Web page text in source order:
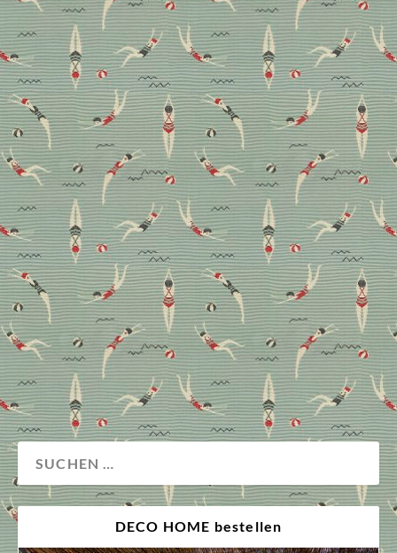
Office Design?
Homeoffice Design?
Macht keinen
Unterschied!
Ein Blick über die Kölner Büromöbelmesse Orgatec
hat bestätigt: Es gibt wenig, was das Design von
Homeoffice und Büro noch trennt. Hier erklären wir
die wichtigsten Trends und zeigen aktuelle Favoriten
in Sachen Schreibtisch, Stauraum und hilfreichen
Einrichtungs-Gadgets wie mobile Trennwände.
Design Homeoffice
DECO HOME bestellen